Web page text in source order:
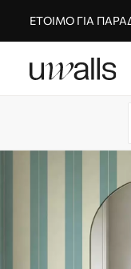
ΈΤΟΙΜΟ ΓΙΑ